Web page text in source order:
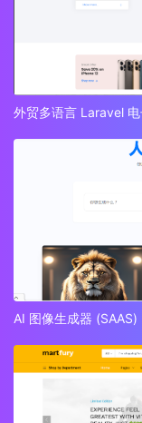
外贸多语言 Laravel
AI 图像生成器